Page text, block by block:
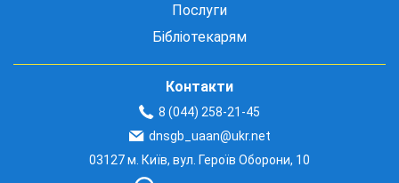
Послуги
Бібліотекарям
Контакти
8 (044) 258-21-45
dnsgb_uaan@ukr.net
03127 м. Київ, вул. Героїв Оборони, 10